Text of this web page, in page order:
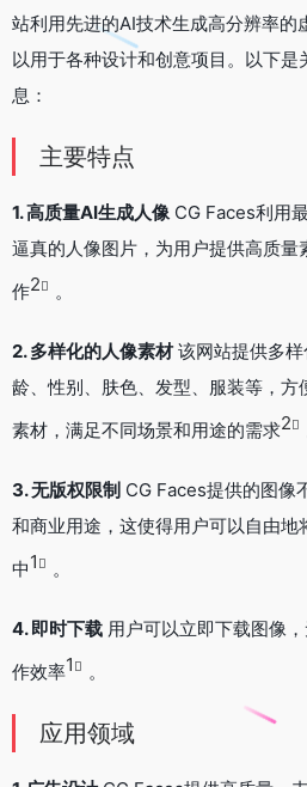
站利用先进的AI技术生成高分辨率的
以用于各种设计和创意项目。以下
息：
主要特点
1. 高质量AI生成人像 CG Faces利用
逼真的人像图片，为用户提供高质量
作2 。
2. 多样化的人像素材该网站提供多样
龄、性别、肤色、发型、服装等，方
素材，满足不同场景和用途的需求2
3. 无版权限制 CG Faces提供的图像
和商业用途，这使得用户可以自由地
中1 。
4. 即时下载 用户可以立即下载图像
作效率1 。
应用领域